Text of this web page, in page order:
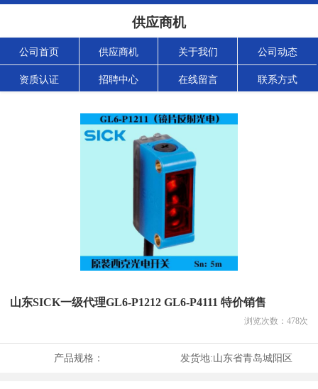
供应商机
公司首页 供应商机 关于我们 公司动态
资质认证 招聘中心 在线留言 联系方式
山东SICK一级代理GL6-P1212 GL6-P4111 特价销售
浏览次数： 478次
产品规格： 发货地:山东省青岛城阳区